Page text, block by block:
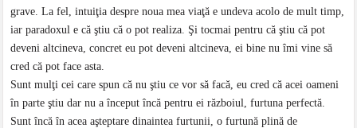
grave. La fel, intuiţia despre noua mea viaţă e undeva acolo de mult timp,
iar paradoxul e că ştiu că o pot realiza. Şi tocmai pentru că ştiu că pot
deveni altcineva, concret eu pot deveni altcineva, ei bine nu îmi vine să
cred că pot face asta.
Sunt mulţi cei care spun că nu ştiu ce vor să facă, eu cred că acei oameni
în parte ştiu dar nu a început încă pentru ei războiul, furtuna perfectă.
Sunt încă în acea aşteptare dinaintea furtunii, o furtună plină de